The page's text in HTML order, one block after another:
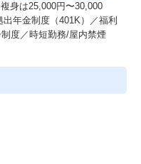
身は25,000円〜30,000
年金制度（401K）／福利
度／時短勤務/屋内禁煙